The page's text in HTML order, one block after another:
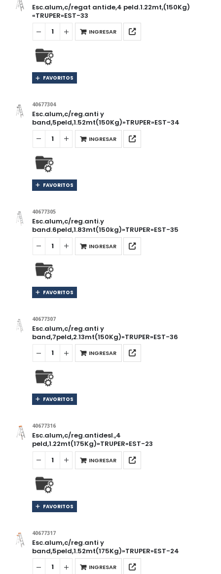
Esc.alum,c/regat antide,4 peld.1.22mt,(150Kg)
«TRUPER»EST-33
INGRESAR
FAVORITOS
40677304
Esc.alum,c/reg.anti y
band,5peld,1.52mt(150Kg)»TRUPER»EST-34
INGRESAR
FAVORITOS
40677305
Esc.alum,c/reg.anti.y
band.6peld,1.83mt(150kg)»TRUPER»EST-35
INGRESAR
FAVORITOS
40677307
Esc.alum,c/reg.anti y
band,7peld,2.13mt(150Kg)»TRUPER»EST-36
INGRESAR
FAVORITOS
40677316
Esc.alum,c/reg.antidesl.,4
peld,1.22mt(175Kg)»TRUPER»EST-23
INGRESAR
FAVORITOS
40677317
Esc.alum,c/reg.anti y
band,5peld,1.52mt(175Kg)»TRUPER»EST-24
INGRESAR